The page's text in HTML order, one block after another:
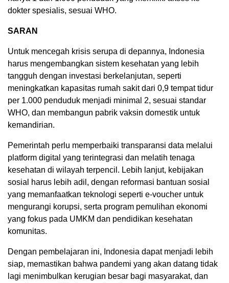
dokter spesialis, sesuai WHO.
SARAN
Untuk mencegah krisis serupa di depannya, Indonesia
harus mengembangkan sistem kesehatan yang lebih
tangguh dengan investasi berkelanjutan, seperti
meningkatkan kapasitas rumah sakit dari 0,9 tempat tidur
per 1.000 penduduk menjadi minimal 2, sesuai standar
WHO, dan membangun pabrik vaksin domestik untuk
kemandirian.
Pemerintah perlu memperbaiki transparansi data melalui
platform digital yang terintegrasi dan melatih tenaga
kesehatan di wilayah terpencil. Lebih lanjut, kebijakan
sosial harus lebih adil, dengan reformasi bantuan sosial
yang memanfaatkan teknologi seperti e-voucher untuk
mengurangi korupsi, serta program pemulihan ekonomi
yang fokus pada UMKM dan pendidikan kesehatan
komunitas.
Dengan pembelajaran ini, Indonesia dapat menjadi lebih
siap, memastikan bahwa pandemi yang akan datang tidak
lagi menimbulkan kerugian besar bagi masyarakat, dan